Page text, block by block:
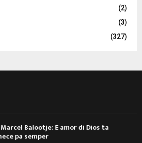
(2)
(3)
(327)
Balootje: E amor di Dios ta
pa semper